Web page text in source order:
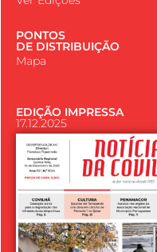
PONTOS
DE DISTRIBUIÇÃO
Mapa
EDIÇÃO IMPRESSA
17.12.2025